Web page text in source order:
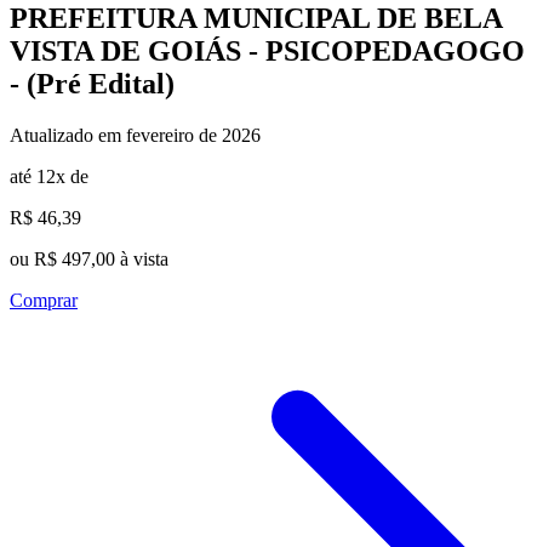
PREFEITURA MUNICIPAL DE BELA
VISTA DE GOIÁS - PSICOPEDAGOGO
- (Pré Edital)
Atualizado em fevereiro de 2026
até 12x de
R$ 46,39
ou R$ 497,00 à vista
Comprar